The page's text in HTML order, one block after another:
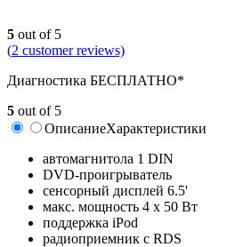
5 out of 5
(2 customer reviews)
Диагностика БЕСПЛАТНО*
5 out of 5
ОписаниеХарактеристики
автомагнитола 1 DIN
DVD-проигрыватель
сенсорный дисплей 6.5'
макс. мощность 4 x 50 Вт
поддержка iPod
радиоприемник с RDS